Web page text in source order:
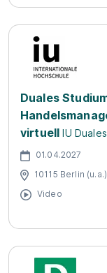
Duales
virtuell IU
01.04.2027
10115 Berlin (u.a.)
Video